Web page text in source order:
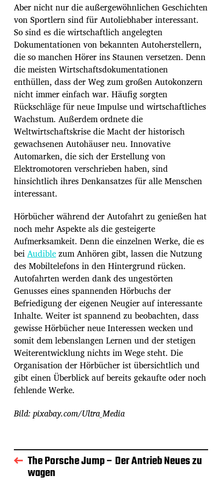
Aber nicht nur die außergewöhnlichen Geschichten
von Sportlern sind für Autoliebhaber interessant.
So sind es die wirtschaftlich angelegten
Dokumentationen von bekannten Autoherstellern,
die so manchen Hörer ins Staunen versetzen. Denn
die meisten Wirtschaftsdokumentationen
enthüllen, dass der Weg zum großen Autokonzern
nicht immer einfach war. Häufig sorgten
Rückschläge für neue Impulse und wirtschaftliches
Wachstum. Außerdem ordnete die
Weltwirtschaftskrise die Macht der historisch
gewachsenen Autohäuser neu. Innovative
Automarken, die sich der Erstellung von
Elektromotoren verschrieben haben, sind
hinsichtlich ihres Denkansatzes für alle Menschen
interessant.
Hörbücher während der Autofahrt zu genießen hat
noch mehr Aspekte als die gesteigerte
Aufmerksamkeit. Denn die einzelnen Werke, die es
beiAudiblezum Anhören gibt, lassen die Nutzung
des Mobiltelefons in den Hintergrund rücken.
Autofahrten werden dank des ungestörten
Genusses eines spannenden Hörbuchs der
Befriedigung der eigenen Neugier auf interessante
Inhalte. Weiter ist spannend zu beobachten, dass
gewisse Hörbücher neue Interessen wecken und
somit dem lebenslangen Lernen und der stetigen
Weiterentwicklung nichts im Wege steht. Die
Organisation der Hörbücher ist übersichtlich und
gibt einen Überblick auf bereits gekaufte oder noch
fehlende Werke.
Bild: pixabay.com/Ultra_Media
The Porsche Jump – Der Antrieb Neues zu
wagen